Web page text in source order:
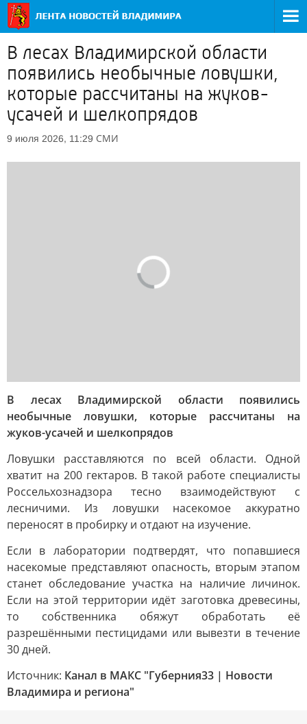
В лесах Владимирской области
появились необычные ловушки,
которые рассчитаны на жуков-
усачей и шелкопрядов
9 июля 2026, 11:29 СМИ
В лесах Владимирской области появились
необычные ловушки, которые рассчитаны на
жуков-усачей и шелкопрядов
Ловушки расставляются по всей области. Одной
хватит на 200 гектаров. В такой работе специалисты
Россельхознадзора тесно взаимодействуют с
лесничими. Из ловушки насекомое аккуратно
переносят в пробирку и отдают на изучение.
Если в лаборатории подтвердят, что попавшиеся
насекомые представляют опасность, вторым этапом
станет обследование участка на наличие личинок.
Если на этой территории идёт заготовка древесины,
то собственника обяжут обработать её
разрешёнными пестицидами или вывезти в течение
30 дней.
Источник: Канал в МАКС "Губерния33 | Новости
Владимира и региона"